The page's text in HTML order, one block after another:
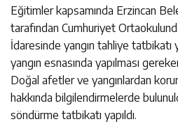
Eğitimler kapsamında Erzincan
tarafından Cumhuriyet
İdaresinde yangın tahliye tatbikatı
yangın esnasında yapılması
Doğal afetler ve yangınlardan
hakkında bilgilendirmelerde
söndürme tatbikatı yapıldı.